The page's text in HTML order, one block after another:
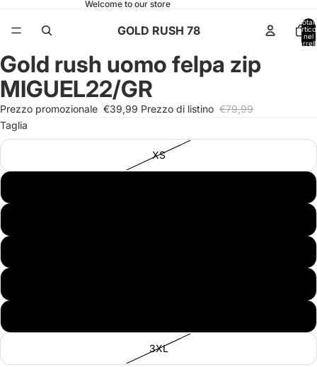
Welcome to our store
GOLD RUSH 78
nel
Apri
immagine
a
schermo
intero
Apri
immagine
a
schermo
intero
Apri
immagine
a
schermo
intero
Gold rush uomo felpa zip
MIGUEL22/GR
Prezzo promozionale €39,99 Prezzo di listino €79,99
Taglia
XS
3XL